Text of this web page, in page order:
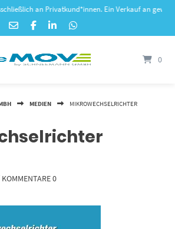
an Privatkund*innen. Ein Verkauf an
0
MEDIEN MIKROWECHSELRICHTER
KOMMENTARE 0